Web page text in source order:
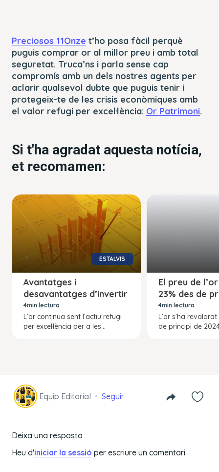
Preciosos 11Onze t’ho posa fàcil perquè
puguis comprar or al millor preu i amb total
seguretat. Truca’ns i parla sense cap
compromís amb un dels nostres agents per
aclarir qualsevol dubte que puguis tenir i
protegeix-te de les crisis econòmiques amb
el valor refugi per excel·lència: Or Patrimoni.
Si t'ha agradat aquesta notícia,
et recomamen:
ESTALVIS
Avantatges i
desavantatges d’invertir
en or
4min lectura
L’or continua sent l’actiu refugi
per excel·lència per a les...
El preu de
23% des de
d’any
4min lectura
L’or s’ha
de principi de
Equip Editorial Seguir
Deixa una resposta
Heu d'iniciar la sessió per escriure un comentari.